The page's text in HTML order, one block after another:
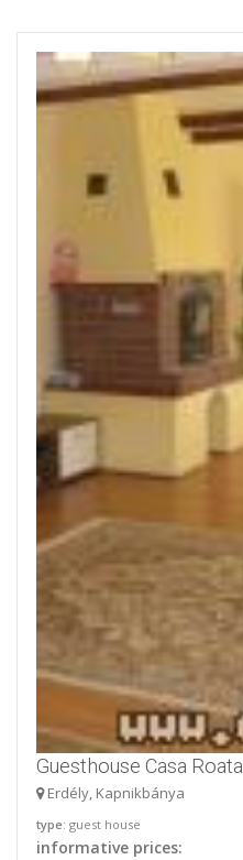
Guesthouse Casa Roata
Erdély, Kapnikbánya
type: guest house
informative prices: